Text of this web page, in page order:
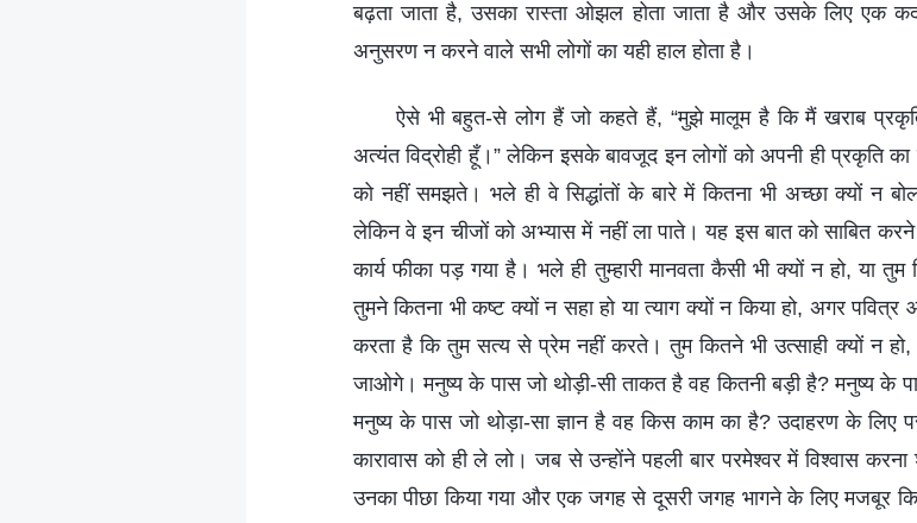
बढ़ता जाता है, उसका रास्ता ओझल होता जाता है और उसके लिए एक
अनुसरण न करने वाले सभी लोगों का यही हाल होता है।
ऐसे भी बहुत-से लोग हैं जो कहते हैं, “मुझे मालूम है कि मैं खराब
अत्यंत विद्रोही हूँ।” लेकिन इसके बावजूद इन लोगों को अपनी ही प्रकृति
को नहीं समझते। भले ही वे सिद्धांतों के बारे में कितना भी अच्‍छा क्‍यों
लेकिन वे इन चीजों को अभ्यास में नहीं ला पाते। यह इस बात को साबित
कार्य फीका पड़ गया है। भले ही तुम्‍हारी मानवता कैसी भी क्‍यों न हो, या
तुमने कितना भी कष्ट क्‍यों न सहा हो या त्याग क्‍यों न किया हो, अगर पवित्र
करता है कि तुम सत्‍य से प्रेम नहीं करते। तुम कितने भी उत्साही क्‍यों न हो,
जाओगे। मनुष्य के पास जो थोड़ी-सी ताकत है वह कितनी बड़ी है? मनुष्य के
मनुष्य के पास जो थोड़ा-सा ज्ञान है वह किस काम का है? उदाहरण के लिए
कारावास को ही ले लो। जब से उन्होंने पहली बार परमेश्वर में विश्वास
उनका पीछा किया गया और एक जगह से दूसरी जगह भागने के लिए मजबूर